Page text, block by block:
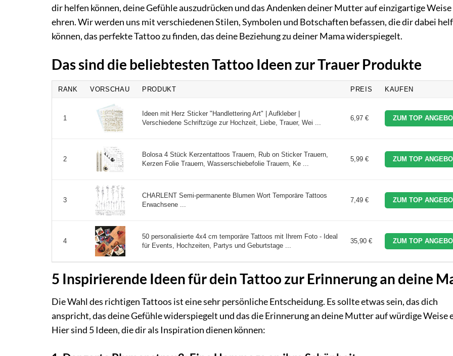
dir helfen können, deine Gefühle auszudrücken und das Andenken deiner Mutter auf einzigartige Weise
ehren. Wir werden uns mit verschiedenen Stilen, Symbolen und Botschaften befassen, die dir dabei
können, das perfekte Tattoo zu finden, das deine Beziehung zu deiner Mama widerspiegelt.
Das sind die beliebtesten Tattoo Ideen zur Trauer Produkte
RANK VORSCHAU PRODUKT PREIS KAUFEN
1
Ideen mit Herz Sticker "Handlettering Art" | Aufkleber |
Verschiedene Schriftzüge zur Hochzeit, Liebe, Trauer, Wei ...
6,97 € ZUM TOP
2
Bolosa 4 Stück Kerzentattoos Trauern, Rub on Sticker Trauern,
Kerzen Folie Trauern, Wasserschiebefolie Trauern, Ke ...
5,99 € ZUM TOP
3
CHARLENT Semi-permanente Blumen Wort Temporäre Tattoos
Erwachsene ...
7,49 € ZUM TOP
4
50 personalisierte 4x4 cm temporäre Tattoos mit Ihrem Foto - Ideal
für Events, Hochzeiten, Partys und Geburtstage ...
35,90 € ZUM TOP
5 Inspirierende Ideen für dein Tattoo zur Erinnerung an deine
Die Wahl des richtigen Tattoos ist eine sehr persönliche Entscheidung. Es sollte etwas sein, das dich
anspricht, das deine Gefühle widerspiegelt und das die Erinnerung an deine Mutter auf würdige Weise
Hier sind 5 Ideen, die dir als Inspiration dienen können: